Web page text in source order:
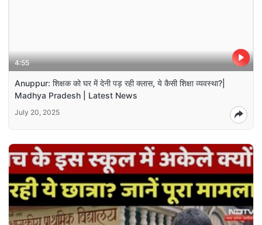
4:55
Anuppur: शिक्षक को घर में देनी पड़ रही क्लास, ये कैसी शिक्षा व्यवस्था?|
Madhya Pradesh | Latest News
July 20, 2025